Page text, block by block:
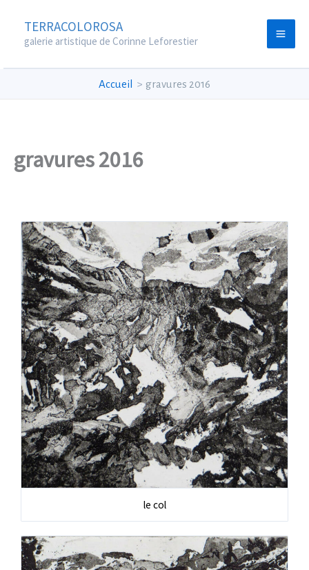
contenu
TERRACOLOROSA
galerie artistique de Corinne Leforestier
Accueil gravures 2016
gravures 2016
le col